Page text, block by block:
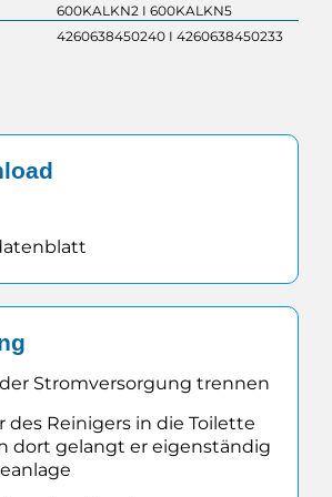
600KALKN2 I 600KALKN5
4260638450240 I 4260638450233
Stromversorgung trennen
des Reinigers in die Toilette
dort gelangt er eigenständig